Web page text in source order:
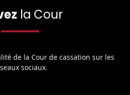
la Cour
de la Cour de cassation sur les
sociaux.